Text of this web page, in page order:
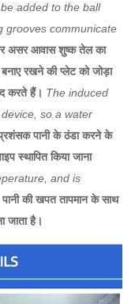
added to the ball
grooves communicate
असर आवास शुष्क तेल का
रखने की प्लेट को जोड़ा
करते हैं। The induced
so a water
प्रशंसक पानी के ठंडा करने के
स्थापित किया जाना
and is
पानी की खपत तापमान के साथ
जाता है।